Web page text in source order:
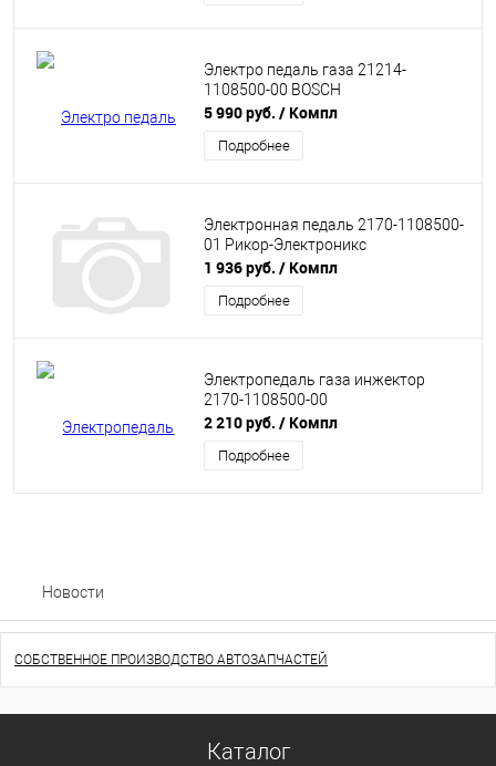
Электро педаль газа 21214-
1108500-00 BOSCH
5 990 руб. / Компл
Подробнее
Электронная педаль 2170-1108500-
01 Рикор-Электроникс
1 936 руб. / Компл
Подробнее
Электропедаль газа инжектор
2170-1108500-00
2 210 руб. / Компл
Подробнее
Новости
СОБСТВЕННОЕ ПРОИЗВОДСТВО АВТОЗАПЧАСТЕЙ
Каталог